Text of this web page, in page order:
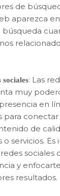
de
aparezca
búsqueda
sociales: Las
muy
en
para
de
servicios.
sociales
y
resultados.